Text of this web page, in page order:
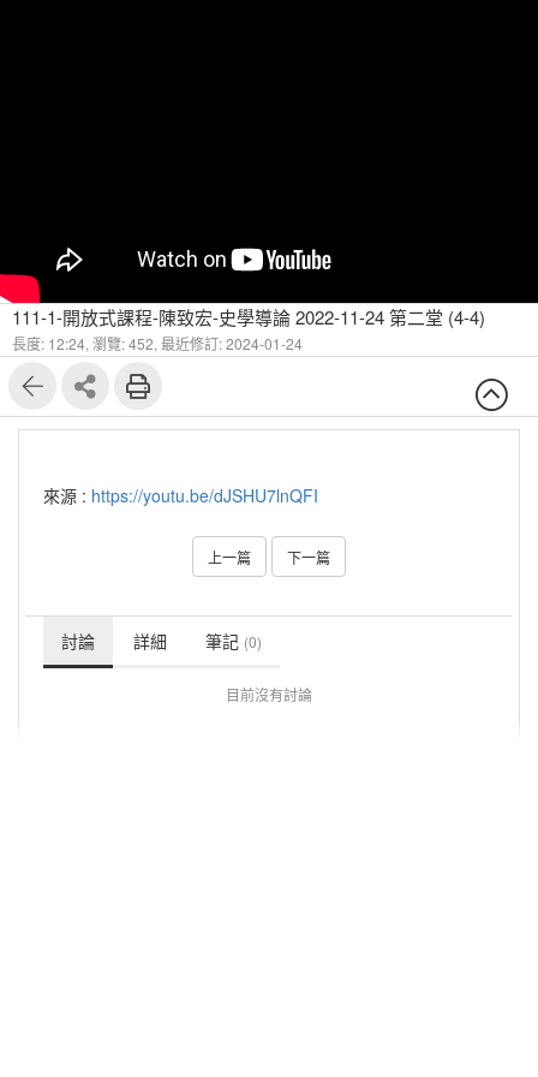
111-1-開放式課程-陳致宏-史學導論 2022-11-24 第二堂 (4-4)
長度: 12:24, 瀏覽: 452, 最近修訂: 2024-01-24
來源 : https://youtu.be/dJSHU7lnQFI
上一篇 下一篇
討論 詳細 筆記 (0)
目前沒有討論